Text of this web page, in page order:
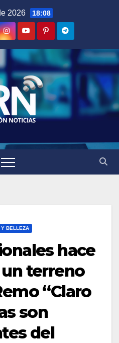
2026 18:08
Y BELLEZA
hace
terreno
“Claro
son
del